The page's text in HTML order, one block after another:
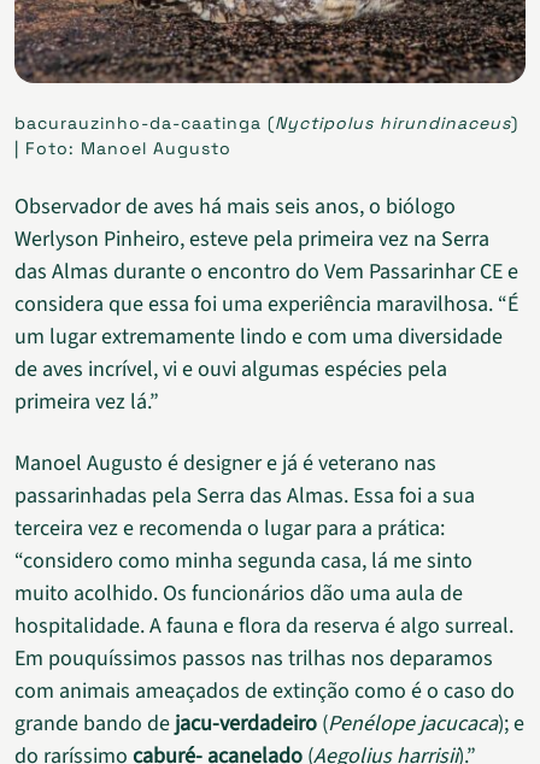
bacurauzinho-da-caatinga (Nyctipolus hirundinaceus)
| Foto: Manoel Augusto
Observador de aves há mais seis anos, o biólogo
Werlyson Pinheiro, esteve pela primeira vez na Serra
das Almas durante o encontro do Vem Passarinhar CE e
considera que essa foi uma experiência maravilhosa. “É
um lugar extremamente lindo e com uma diversidade
de aves incrível, vi e ouvi algumas espécies pela
primeira vez lá.”
Manoel Augusto é designer e já é veterano nas
passarinhadas pela Serra das Almas. Essa foi a sua
terceira vez e recomenda o lugar para a prática:
“considero como minha segunda casa, lá me sinto
muito acolhido. Os funcionários dão uma aula de
hospitalidade. A fauna e flora da reserva é algo surreal.
Em pouquíssimos passos nas trilhas nos deparamos
com animais ameaçados de extinção como é o caso do
grande bando de jacu-verdadeiro (Penélope jacucaca); e
do raríssimo caburé- acanelado (Aegolius harrisii).”